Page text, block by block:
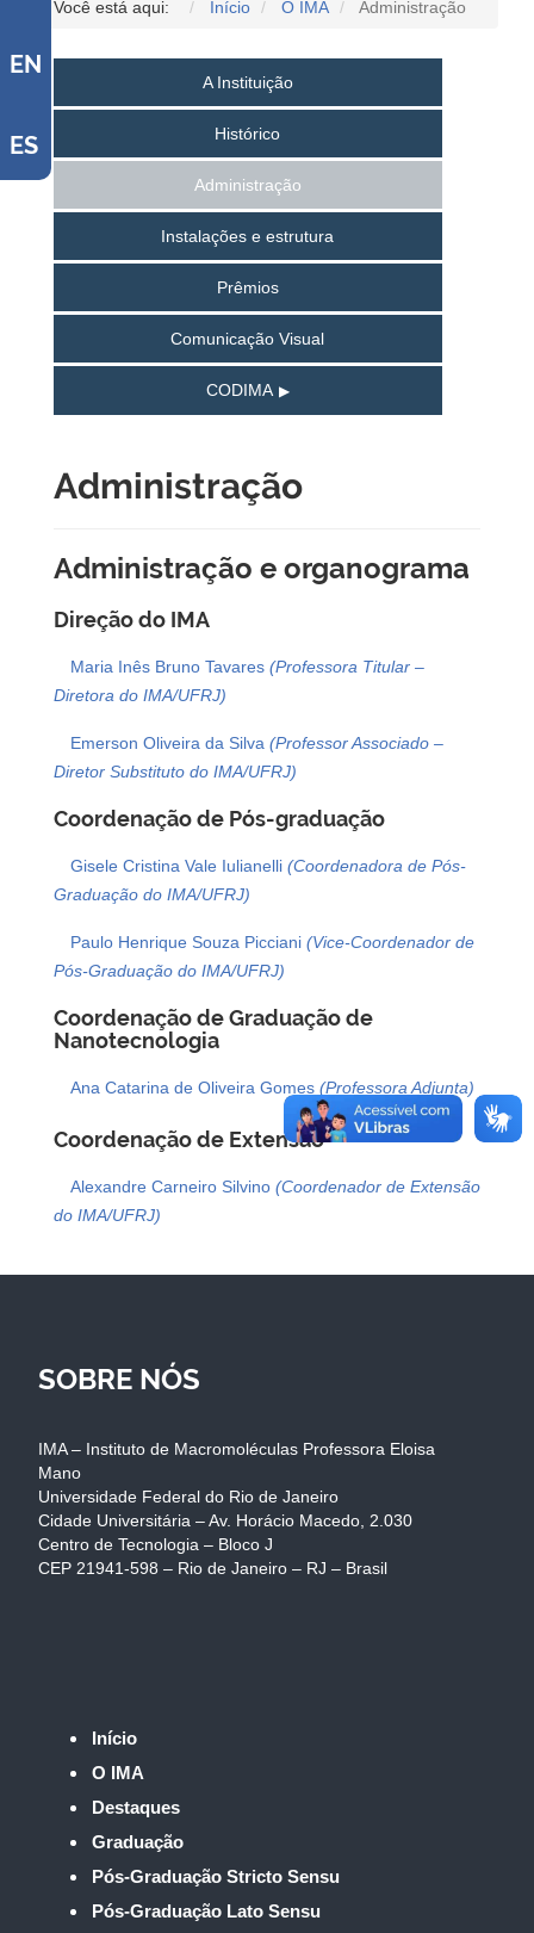
EN
ES
Você está aqui: Início O IMA Administração
A Instituição
Histórico
Administração
Instalações e estrutura
Prêmios
Comunicação Visual
CODIMA
Administração
Administração e organograma
Direção do IMA
Maria Inês Bruno Tavares (Professora Titular –
Diretora do IMA/UFRJ)
Emerson Oliveira da Silva (Professor Associado –
Diretor Substituto do IMA/UFRJ)
Coordenação de Pós-graduação
Gisele Cristina Vale Iulianelli (Coordenadora de Pós-
Graduação do IMA/UFRJ)
Paulo Henrique Souza Picciani (Vice-Coordenador de
Pós-Graduação do IMA/UFRJ)
Coordenação de Graduação de
Nanotecnologia
Ana Catarina de Oliveira Gomes (Professora Adjunta)
Coordenação de Extensão
Alexandre Carneiro Silvino (Coordenador de Extensão
do IMA/UFRJ)
SOBRE NÓS
IMA – Instituto de Macromoléculas Professora Eloisa
Mano
Universidade Federal do Rio de Janeiro
Cidade Universitária – Av. Horácio Macedo, 2.030
Centro de Tecnologia – Bloco J
CEP 21941-598 – Rio de Janeiro – RJ – Brasil
Início
O IMA
Destaques
Graduação
Pós-Graduação Stricto Sensu
Pós-Graduação Lato Sensu